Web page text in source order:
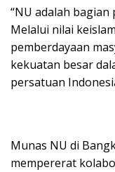
“NU adalah
Melalui nilai
pemberdayaan
kekuatan besar
persatuan
Munas NU di
mempererat